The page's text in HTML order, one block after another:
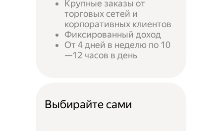
Крупные заказы от
торговых сетей и
корпоративных клиентов
Фиксированный доход
От 4 дней в неделю по 10
—12 часов в день
Выбирайте сами